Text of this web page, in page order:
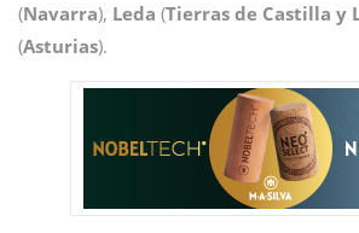
(Navarra), Leda (Tierras de Castilla y
(Asturias).